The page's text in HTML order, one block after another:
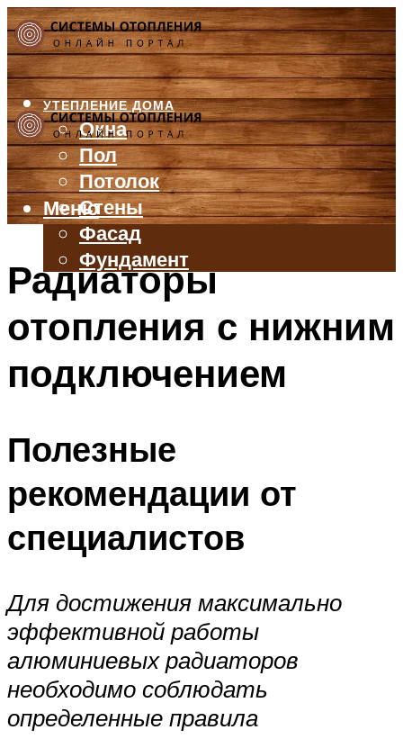
УТЕПЛЕНИЕ ДОМА
Окна
Пол
Потолок
Стены
Фасад
Фундамент
БАЛКОН И ЛОДЖИЯ
ВЕНТИЛЯЦИЯ
ТРУБЫ
Меню
Радиаторы
отопления с нижним
подключением
Полезные
рекомендации от
специалистов
Для достижения максимально
эффективной работы
алюминиевых радиаторов
необходимо соблюдать
определенные правила